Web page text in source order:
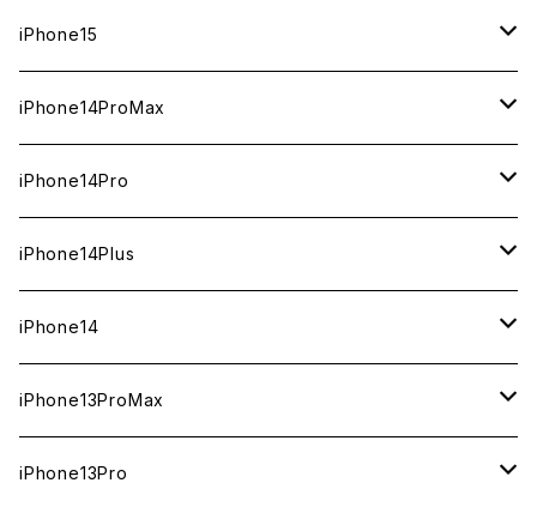
新品
中古（整備済み）
512GB
新品
中古（整備済み）
256GB
新品
中古（整備済み）
1TB
新品
中古（整備済み）
512GB
新品
中古（整備済み）
256GB
新品
中古（整備済み）
128GB
新品
中古（整備済み）
iPhone15
512GB
新品
中古（整備済み）
256GB
新品
中古（整備済み）
128GB
新品
中古（整備済み）
iPhone14ProMax
1TB
新品
中古（整備済み）
512GB
新品
中古（整備済み）
256GB
新品
中古（整備済み）
128GB
新品
iPhone14Pro
1TB
新品
中古（整備済み）
512GB
新品
中古（整備済み）
256GB
新品
128GB
iPhone14Plus
512GB
新品
中古（整備済み）
256GB
新品
128GB
iPhone14
128GB
新品
256GB
iPhone13ProMax
1TB
iPhone13Pro